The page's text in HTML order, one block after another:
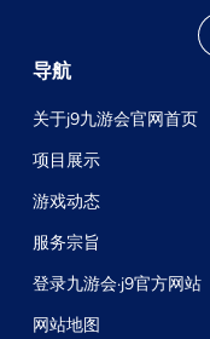
导航
关于j9九游会官网首页
项目展示
游戏动态
服务宗旨
登录九游会·j9官方网站
网站地图